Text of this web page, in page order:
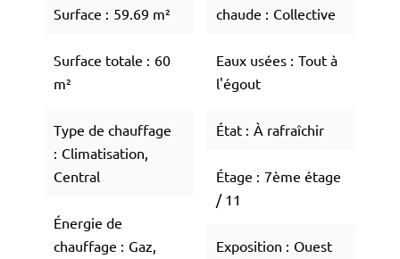
Surface 59.69 m²
Surface totale
60
m²
Type de chauffage
Climatisation,
Central
Énergie de
chauffage
Gaz,
chaude
Collective
Eaux usées
Tout à
l'égout
État À rafraîchir
Étage
7ème étage
/ 11
Exposition Ouest